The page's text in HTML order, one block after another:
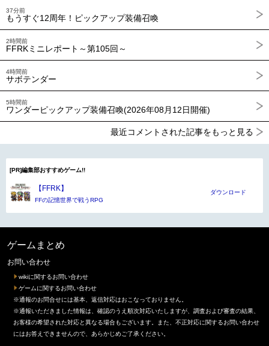
37分前
もうすぐ12周年！ピックアップ装備召喚
2時間前
FFRKミニレポート～第105回～
4時間前
サボテンダー
5時間前
ワンダーピックアップ装備召喚(2026年08月12日開催)
最近コメントされた記事をもっと見る
[PR]編集部おすすめゲーム!!
【FFRK】
FFの記憶世界で戦うRPG
ダウンロード
ゲームまとめ
お問い合わせ
wikiに関するお問い合わせ
ゲームに関するお問い合わせ
※通報のお問合せには基本、返信対応はおこなっておりません。
※通報いただきました情報は、確認のうえ順次対応いたしますが、調査および審査の結果、
お客様の希望された対応と異なる場合もございます。また、不正対応に関するお問い合わせ
にはお答えできませんので、あらかじめご了承ください。